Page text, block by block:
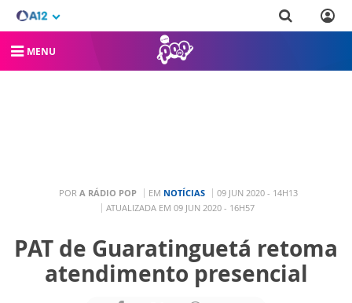
MENU
POR A RÁDIO POP EM NOTÍCIAS
09 JUN 2020 - 14H13
ATUALIZADA EM 09 JUN 2020 - 16H57
PAT de Guaratinguetá retoma
atendimento presencial